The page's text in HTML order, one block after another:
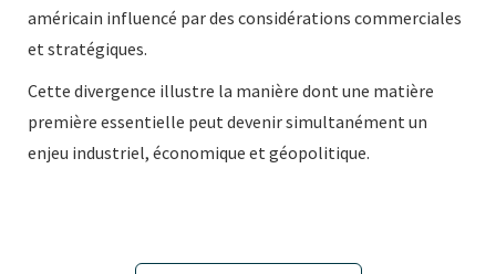
américain influencé par des considérations commerciales
et stratégiques.
Cette divergence illustre la manière dont une matière
première essentielle peut devenir simultanément un
enjeu industriel, économique et géopolitique.